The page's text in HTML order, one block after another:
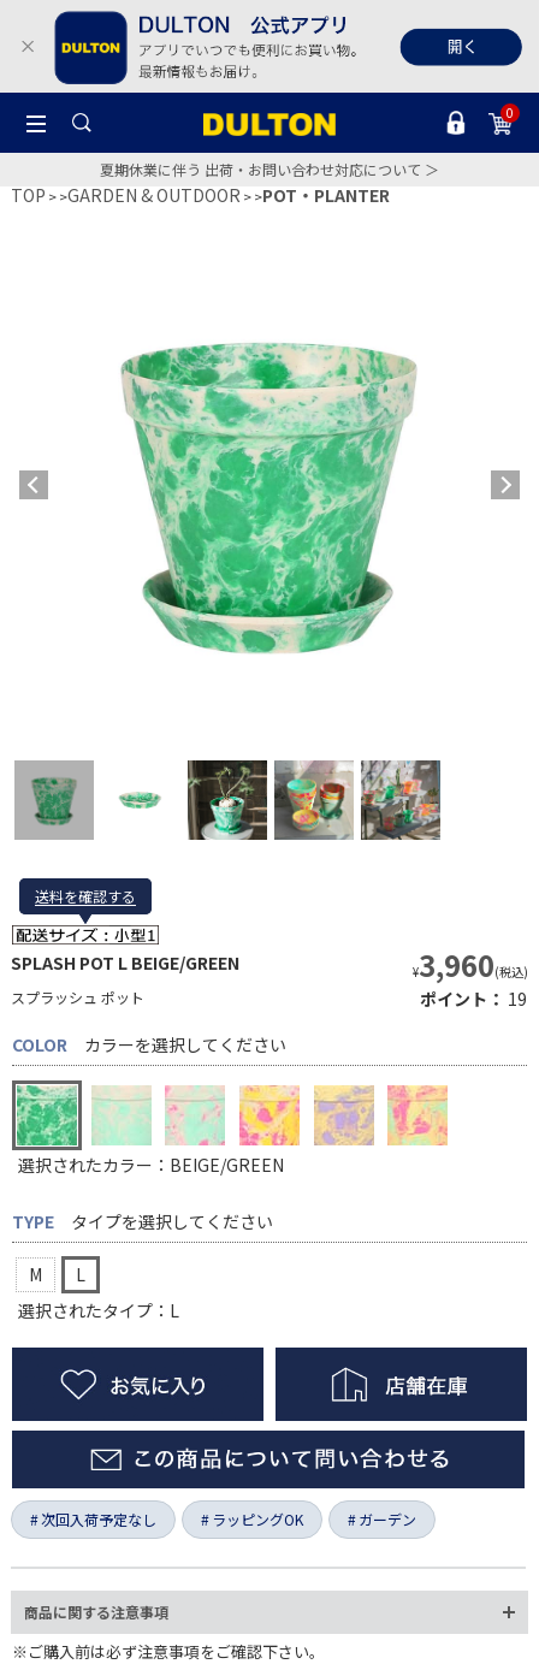
0
夏期休業に伴う 出荷・お問い合わせ対応について ＞
TOP >GARDEN & OUTDOOR >POT・PLANTER
送料を確認する
送料を確認する
SPLASH POT L BEIGE/GREEN
スプラッシュ ポット
¥3,960(税込)
ポイント： 19
COLOR
カラーを選択してください
選択されたカラー：BEIGE/GREEN
TYPE タイプを選択してください
M
L
選択されたタイプ：L
次回入荷予定なし ラッピングOK ガーデン
商品に関する注意事項
※ご購入前は必ず注意事項をご確認下さい。